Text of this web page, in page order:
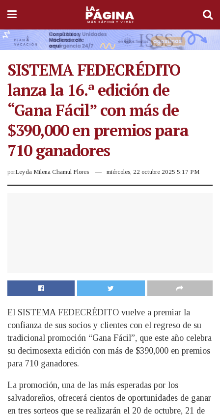
SISTEMA FEDECRÉDITO
lanza la 16.ª edición de
“Gana Fácil” con más de
$390,000 en premios para
710 ganadores
porLeyda Milena Chamul Flores miércoles, 22 octubre 2025 5:17 PM
El SISTEMA FEDECRÉDITO vuelve a premiar la
confianza de sus socios y clientes con el regreso de su
tradicional promoción “Gana Fácil”, que este año celebra
su decimosexta edición con más de $390,000 en premios
para 710 ganadores.
La promoción, una de las más esperadas por los
salvadoreños, ofrecerá cientos de oportunidades de ganar
en tres sorteos que se realizarán el 20 de octubre, 21 de